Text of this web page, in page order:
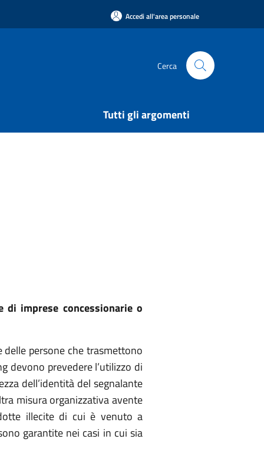
Accedi all'area personale
Cerca
Tutti gli argomenti
imprese concessionarie o
persone che trasmettono
devono prevedere l’utilizzo di
dell’identità del segnalante
misura organizzativa avente
illecite di cui è venuto a
garantite nei casi in cui sia